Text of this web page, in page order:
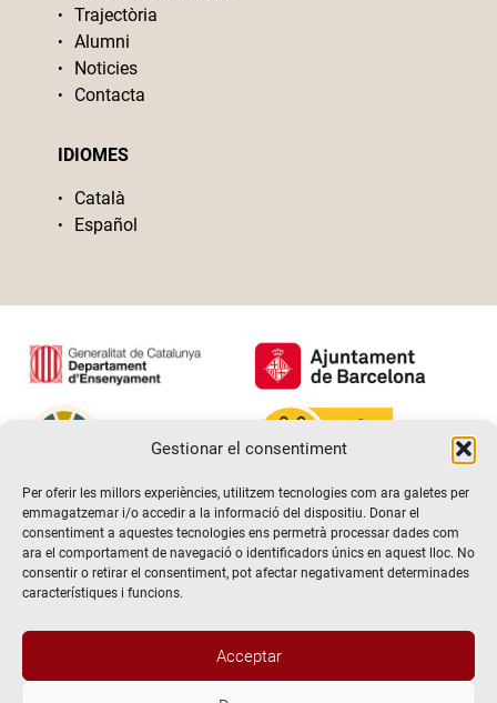
Gestionar el consentiment
Per oferir les millors experiències, utilitzem tecnologies com ara galetes per
emmagatzemar i/o accedir a la informació del dispositiu. Donar el
consentiment a aquestes tecnologies ens permetrà processar dades com
ara el comportament de navegació o identificadors únics en aquest lloc. No
consentir o retirar el consentiment, pot afectar negativament determinades
característiques i funcions.
Acceptar
Trajectòria
Alumni
Noticies
Contacta
IDIOMES
Català
Español